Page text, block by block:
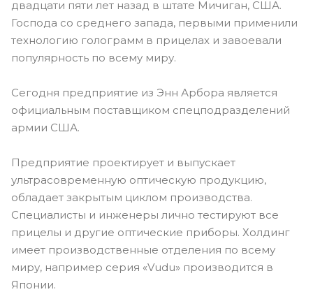
двадцати пяти лет назад в штате Мичиган, США.
Господа со среднего запада, первыми применили
технологию голограмм в прицелах и завоевали
популярность по всему миру.
Сегодня предприятие из Энн Арбора является
официальным поставщиком спецподразделений
армии США.
Предприятие проектирует и выпускает
ультрасовременную оптическую продукцию,
обладает закрытым циклом производства.
Специалисты и инженеры лично тестируют все
прицелы и другие оптические приборы. Холдинг
имеет производственные отделения по всему
миру, например серия «Vudu» производится в
Японии.